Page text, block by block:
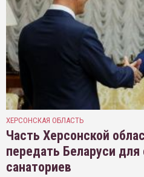
ХЕРСОНСКАЯ ОБЛАСТЬ
Часть Херсонской
передать Беларуси для
санаториев